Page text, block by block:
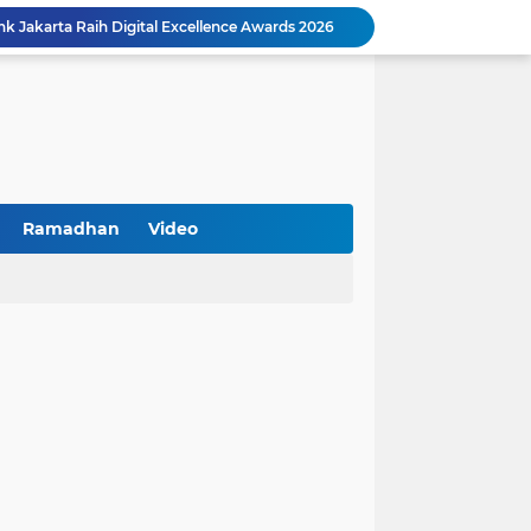
Jakarta Raih Digital Excellence Awards 2026
Peringatan HAN 2026, Pemerintah Pusat Apresiasi Komitmen Surabaya Penuhi Hak dan Lindungi Anak
Kikin Siapkan Program untuk Memajukan NU
Ramadhan Video